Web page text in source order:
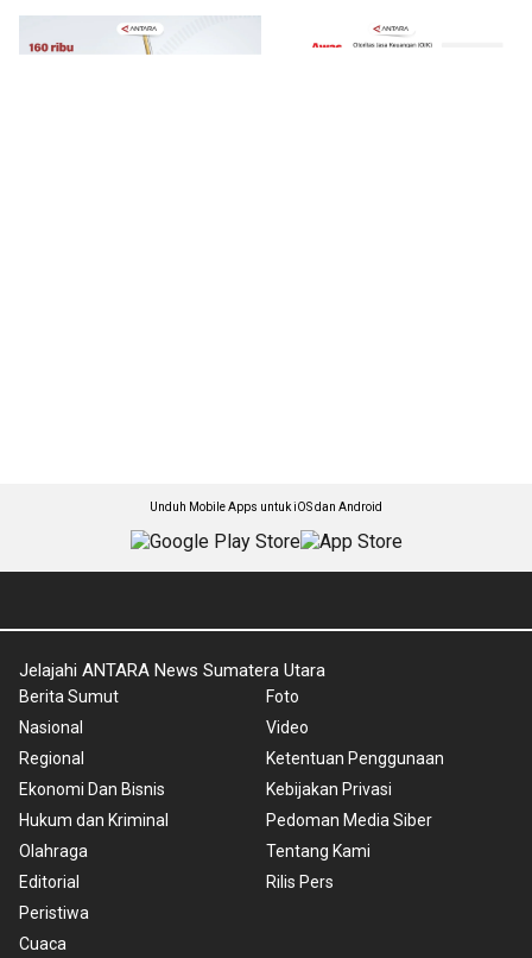
Unduh Mobile Apps untuk iOS dan Android
Jelajahi ANTARA News Sumatera Utara
Berita Sumut
Nasional
Regional
Ekonomi Dan Bisnis
Hukum dan Kriminal
Olahraga
Editorial
Peristiwa
Cuaca
Foto
Video
Ketentuan Penggunaan
Kebijakan Privasi
Pedoman Media Siber
Tentang Kami
Rilis Pers